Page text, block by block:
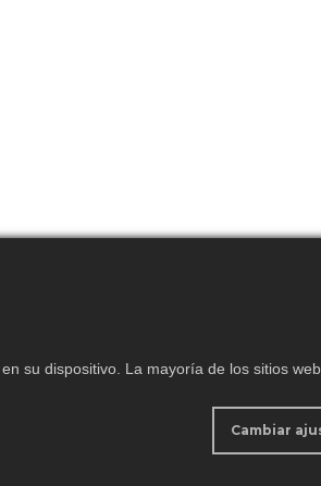
su dispositivo. La mayoría de los sitios
Cambiar